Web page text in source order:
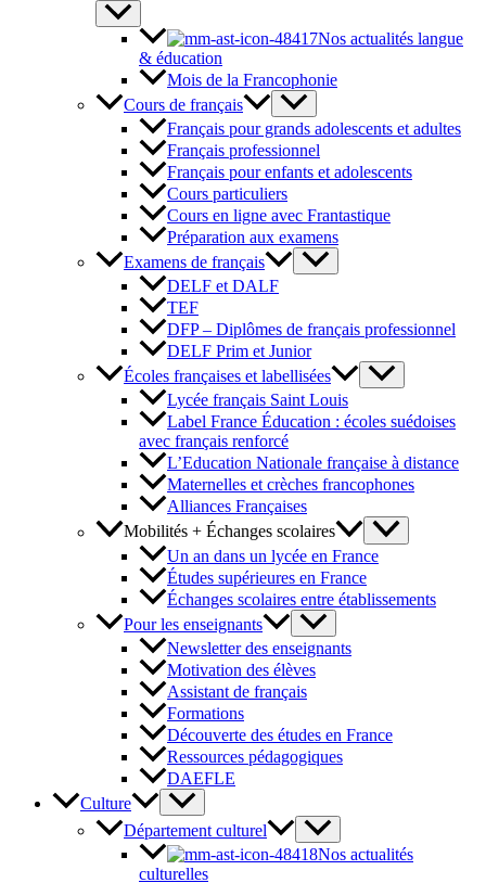
Nos actualités langue
& éducation
Mois de la Francophonie
Cours de français
Français pour grands adolescents et adultes
Français professionnel
Français pour enfants et adolescents
Cours particuliers
Cours en ligne avec Frantastique
Préparation aux examens
Examens de français
DELF et DALF
TEF
DFP – Diplômes de français professionnel
DELF Prim et Junior
Écoles françaises et labellisées
Lycée français Saint Louis
Label France Éducation : écoles suédoises
avec français renforcé
L’Education Nationale française à distance
Maternelles et crèches francophones
Alliances Françaises
Mobilités + Échanges scolaires
Un an dans un lycée en France
Études supérieures en France
Échanges scolaires entre établissements
Pour les enseignants
Newsletter des enseignants
Motivation des élèves
Assistant de français
Formations
Découverte des études en France
Ressources pédagogiques
DAEFLE
Culture
Département culturel
Nos actualités
culturelles